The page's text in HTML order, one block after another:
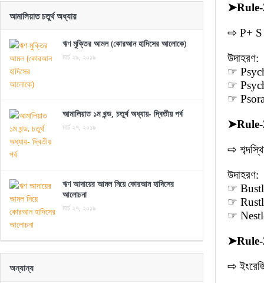
➤
⇨ P+ S
উদাহরণ:
☞
☞
☞
➤
⇨
উদাহরণ:
☞
☞
☞ Nestle
➤
⇨
আমালিয়াত চতুর্থ অধ্যায়
ঋণ মুক্তির আমল (কোরআন হাদিসের আলোকে)
মার্চ ২৯, ২০১৯
আমালিয়াত ১ম খন্ড, চতুর্থ অধ্যায়- দ্বিতীয় পর্ব
মার্চ ২৭, ২০১৯
ঋণ আদায়ের আমল নিয়ে কোরআন হাদিসের
আলোচনা
মার্চ ২৭, ২০১৯
অন্যান্য